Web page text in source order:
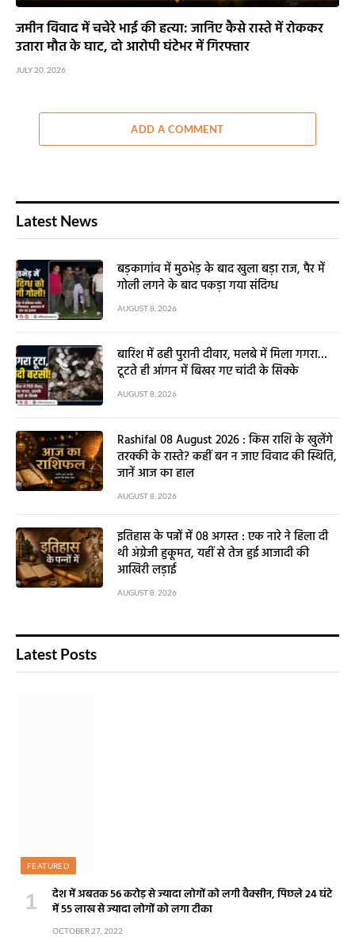
जमीन विवाद में चचेरे भाई की हत्या: जानिए कैसे रास्ते में रोककर
उतारा मौत के घाट, दो आरोपी घंटेभर में गिरफ्तार
JULY 20, 2026
ADD A COMMENT
Latest News
बड़कागांव में मुठभेड़ के बाद खुला बड़ा राज, पैर में
गोली लगने के बाद पकड़ा गया संदिग्ध
AUGUST 8, 2026
बारिश में ढही पुरानी दीवार, मलबे में मिला गगरा…
टूटते ही आंगन में बिखर गए चांदी के सिक्के
AUGUST 8, 2026
Rashifal 08 August 2026 : किस राशि के खुलेंगे
तरक्की के रास्ते? कहीं बन न जाए विवाद की स्थिति,
जानें आज का हाल
AUGUST 8, 2026
इतिहास के पन्नों में 08 अगस्त : एक नारे ने हिला दी
थी अंग्रेजी हुकूमत, यहीं से तेज हुई आजादी की
आखिरी लड़ाई
AUGUST 8, 2026
Latest Posts
FEATURED
देश में अबतक 56 करोड़ से ज्यादा लोगों को लगी वैक्सीन, पिछले 24 घंटे
में 55 लाख से ज्यादा लोगों को लगा टीका
OCTOBER 27, 2022